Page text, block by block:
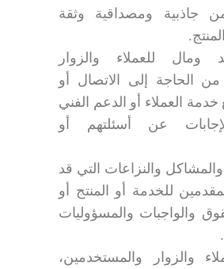
جاذبية ومصداقية وثقة
للعملاء والزوار
من الحاجة إلى الاتصال أو
خدمة العملاء أو الدعم الفني
عن أسئلتهم أو
والنزاعات التي قد
للخدمة أو المنتج أو
والواجبات والمسؤوليات
والزوار والمستخدمين،